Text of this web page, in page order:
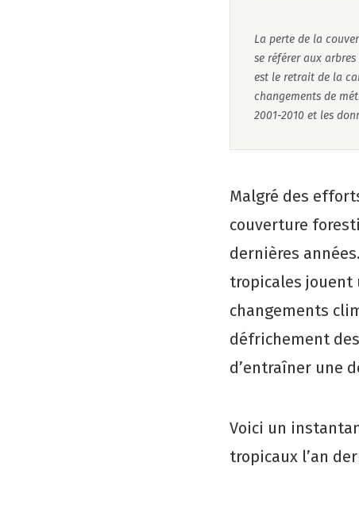
La perte de la
se référer aux
est le retrait de la
changements de
2001-2010 et les
Malgré des
couverture
dernières
tropicales jouent
changements
défrichement
d’entraîner une
Voici un
tropicaux l’an